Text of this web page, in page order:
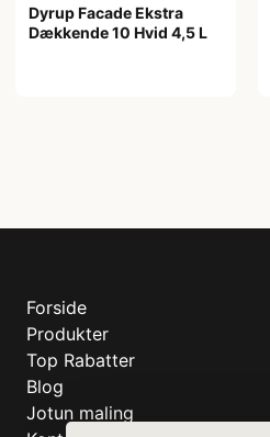
Dyrup Facade Ekstra
Dækkende 10 Hvid 4,5 L
Forside
Produkter
Top Rabatter
Blog
Jotun maling